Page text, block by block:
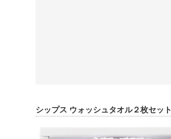
シップス ウォッシュタオル２枚セット